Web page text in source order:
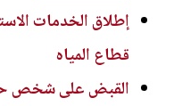
إطلاق الخدمات
قطاع المياه
القبض على شخص